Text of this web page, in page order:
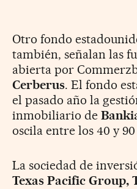
Otro fondo
también, señalan las
abierta por
Cerberus. El fondo
el pasado año la
inmobiliario de
oscila entre los 40 y
La sociedad de
Texas Pacific Group,